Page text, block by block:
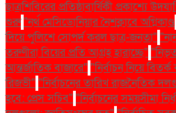
ছাত্রশিবিরের প্রতিষ্ঠাবার্ষিকী প্রকাশ্যে
শুরু"নর্থ মেসিডোনিয়ার নৈশক্লাবে অগ্নিকাণ্ড
দিয়ে পুলিশে সোপর্দ করল ছাত্র-জনতা"
তরুণীরা বিয়ের প্রতি আগ্রহ হারাচ্ছে"
আন্তর্জাতিক বাজারে" "নির্বাচন নিয়ে
রিজভী" "নির্বাচনের তারিখ রাজনৈতিক
হবে: প্রেস সচিব" "নির্বাচনের সময়সীমা